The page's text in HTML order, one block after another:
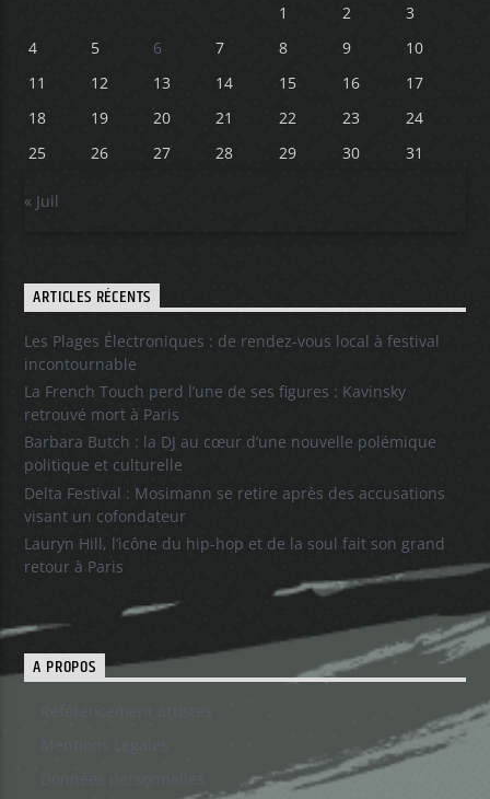
1 2
3
4
5 6 7 8 9
10
11
12 13 14 15 16
17
18
19 20 21 22 23
24
25
26 27 28 29 30 31
« Juil
ARTICLES RÉCENTS
Les Plages Électroniques : de rendez-vous local à festival
incontournable
La French Touch perd l’une de ses figures : Kavinsky
retrouvé mort à Paris
Barbara Butch : la DJ au cœur d’une nouvelle polémique
politique et culturelle
Delta Festival : Mosimann se retire après des accusations
visant un cofondateur
Lauryn Hill, l’icône du hip-hop et de la soul fait son grand
retour à Paris
A PROPOS